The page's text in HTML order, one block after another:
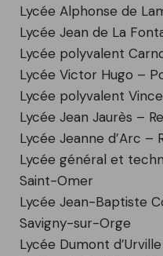
Lycée Alphonse de
Lycée Jean de La
Lycée polyvalent
Lycée Victor Hugo –
Lycée polyvalent
Lycée Jean Jaurès –
Lycée Jeanne d’Arc –
Lycée général et
Saint-Omer
Lycée Jean-Baptiste
Savigny-sur-Orge
Lycée Dumont